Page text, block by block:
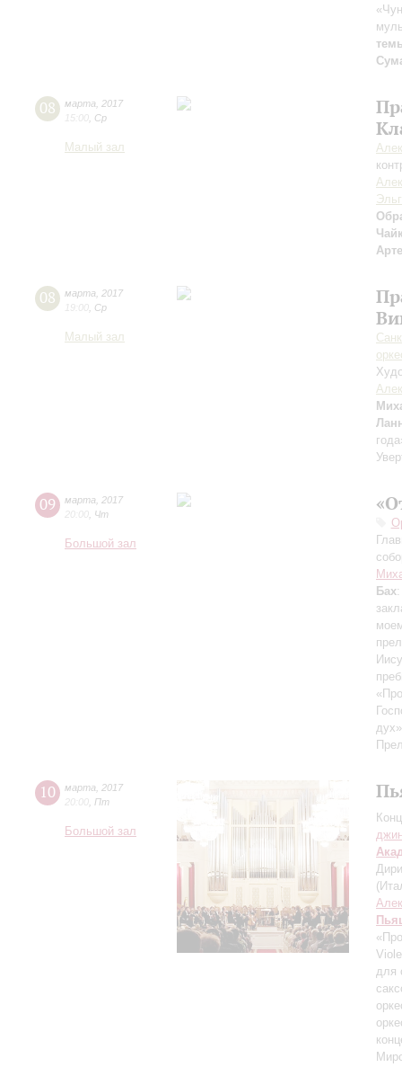
08 марта
2017
15:00 Ср
Малый зал
08 марта
2017
19:00 Ср
Малый зал
09 марта
2017
20:00 Чт
Большой зал
Бах
10 марта
2017
20:00 Пт
Большой зал
для